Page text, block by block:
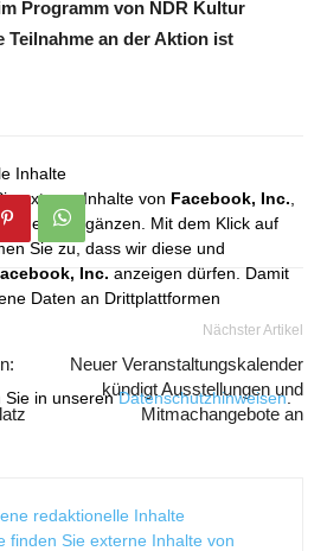
Programm von NDR Kultur
Teilnahme an der Aktion ist
Inhalte
externe Inhalte von Facebook, Inc.
Angebot ergänzen. Mit dem Klick auf
Sie zu, dass wir diese und
Inc. anzeigen dürfen. Damit
Daten an Drittplattformen
Sie in unserenDatenschutzhinweisen.
Nächster Artikel
Neuer Veranstaltungskalender
kündigt Ausstellungen und
Mitmachangebote an
redaktionelle Inhalte
finden Sie externe Inhalte von